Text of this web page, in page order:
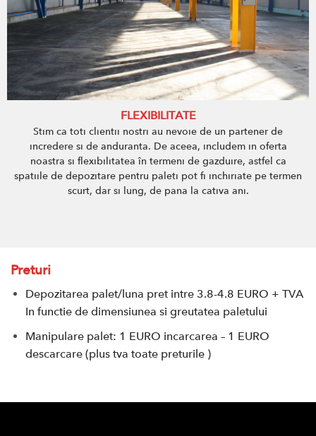
FLEXIBILITATE
Stim ca toti clientii nostri au nevoie de un partener de
incredere si de anduranta. De aceea, includem in oferta
noastra si flexibilitatea în termeni de gazduire, astfel ca
spatiile de depozitare pentru paleti pot fi inchiriate pe termen
scurt, dar si lung, de pana la cativa ani.
Preturi
Depozitarea palet/luna pret intre 3.8-4.8 EURO + TVA
In functie de dimensiunea si greutatea paletului
Manipulare palet: 1 EURO incarcarea – 1 EURO
descarcare (plus tva toate preturile )